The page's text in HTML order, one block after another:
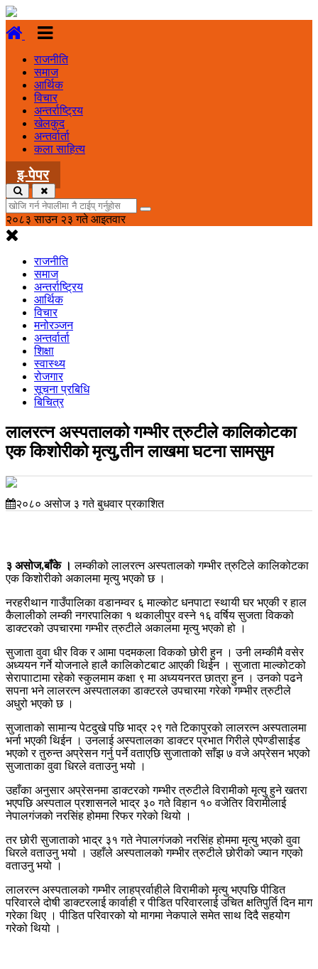
राजनीति
समाज
आर्थिक
विचार
अन्तर्राष्ट्रिय
खेलकुद
अन्तर्वार्ता
कला साहित्य
इ-पेपर
२०८३ साउन २३ गते आइतवार
राजनीति
समाज
अन्तर्राष्ट्रिय
आर्थिक
विचार
मनोरञ्जन
अन्तर्वार्ता
शिक्षा
स्वास्थ्य
रोजगार
सूचना प्रबिधि
बिचित्र
लालरत्न अस्पतालको गम्भीर त्रुटीले कालिकोटका
एक किशोरीको मृत्यु,तीन लाखमा घटना सामसुम
२०८० असोज ३ गते बुधवार प्रकाशित
३ असोज,बाँके । लम्कीको लालरत्न अस्पतालको गम्भीर त्रुटिले कालिकोटका
एक किशोरीको अकालमा मृत्यु भएको छ ।
नरहरीथान गाउँपालिका वडानम्वर ६ माल्कोट धनपाटा स्थायी घर भएकी र हाल
कैलालीको लम्की नगरपालिका १ थकालीपुर वस्ने १६ वर्षिय सुजता विकको
डाक्टरको उपचारमा गम्भीर त्रुटीले अकालमा मृत्यु भएको हो ।
सुजाता वुवा धीर विक र आमा पदमकला विकको छोरी हुन । उनी लम्कीमै वसेर
अध्ययन गर्ने योजनाले हालै कालिकोटबाट आएकी थिईन । सुजाता माल्कोटको
सेरापााटामा रहेको स्कुलमाम कक्षा ९ मा अध्ययनरत छात्रा हुन । उनको पढने
सपना भने लालरत्न अस्पतालका डाक्टरले उपचारमा गरेको गम्भीर त्रुटीले
अधुरो भएको छ ।
सुजाताको सामान्य पेटदुखे पछि भाद्र २९ गते टिकापुरको लालरत्न अस्पतालमा
भर्ना भएकी थिईन । उनलाई अस्पतालका डाक्टर प्रभात गिरीले एपेण्डीसाईड
भएको र तुरुन्त अप्रेसन गर्नु पर्ने वताएछि सुजाताकोे साँझ ७ वजे अप्रेसन भएको
सुजाताका वुवा धिरले वताउनु भयो ।
उहाँका अनुसार अप्रेसनमा डाक्टरको गम्भीर त्रुटीले विरामीको मृत्यु हुने खतरा
भएपछि अस्पताल प्रशासनले भाद्र ३० गते विहान १० वजेतिर विरामीलाई
नेपालगंजको नरसिंह होममा रिफर गरेको थियो ।
तर छोरी सुजाताको भाद्र ३१ गते नेपालगंजको नरसिंह होममा मृत्यु भएको वुवा
धिरले वताउनु भयो । उहाँले अस्पतालको गम्भीर त्रुटीले छोरीको ज्यान गएको
वताउनु भयो ।
लालरत्न अस्पतालको गम्भीर लाहप्रर्वाहीले विरामीको मृत्यु भएपछि पीडित
परिवारले दोषी डाक्टरलाई कार्वाही र पीडित परिवारलाई उचित क्षतिपुर्ति दिन माग
गरेका थिए । पीडित परिवारको यो मागमा नेकपाले समेत साथ दिदै सहयोग
गरेको थियो ।